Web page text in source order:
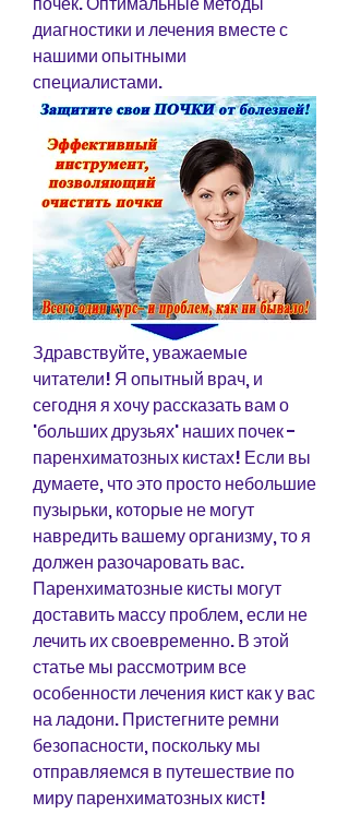
диагностики и лечения вместе с
нашими опытными
специалистами.
Здравствуйте, уважаемые
читатели! Я опытный врач, и
сегодня я хочу рассказать вам о
'больших друзьях' наших почек -
паренхиматозных кистах! Если вы
думаете, что это просто небольшие
пузырьки, которые не могут
навредить вашему организму, то я
должен разочаровать вас.
Паренхиматозные кисты могут
доставить массу проблем, если не
лечить их своевременно. В этой
статье мы рассмотрим все
особенности лечения кист как у вас
на ладони. Пристегните ремни
безопасности, поскольку мы
отправляемся в путешествие по
миру паренхиматозных кист!